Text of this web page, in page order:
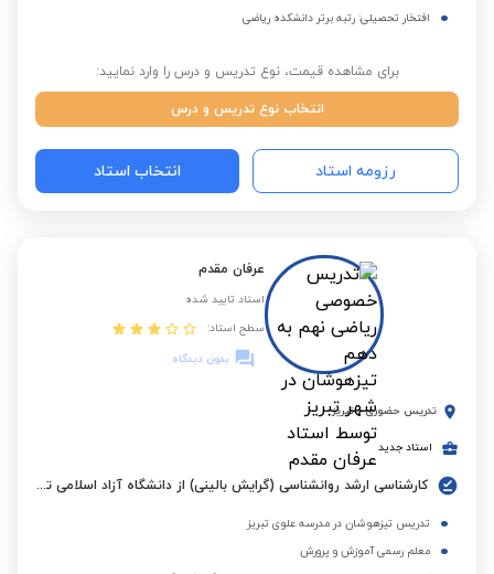
افتخار تحصیلی: رتبه برتر دانشکده ریاضی
برای مشاهده قیمت، نوع تدریس و درس را وارد نمایید:
انتخاب نوع تدریس و درس
رزومه استاد انتخاب استاد
عرفان مقدم
استاد تایید شده
سطح استاد:
بدون دیدگاه
تدریس حضوری - تبریز
استاد جدید
کارشناسی ارشد روانشناسی (گرایش بالینی) از دانشگاه آزاد اسلامی تبریز
تدریس تیزهوشان در مدرسه علوی تبریز
معلم رسمی آموزش و پرورش